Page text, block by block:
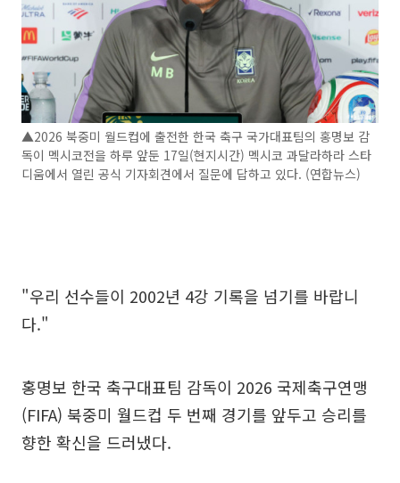
▲2026 북중미 월드컵에 출전한 한국 축구 국가대표팀의 홍명보 감
독이 멕시코전을 하루 앞둔 17일(현지시간) 멕시코 과달라하라 스타
디움에서 열린 공식 기자회견에서 질문에 답하고 있다. (연합뉴스)
"우리 선수들이 2002년 4강 기록을 넘기를 바랍니
다."
홍명보 한국 축구대표팀 감독이 2026 국제축구연맹
(FIFA) 북중미 월드컵 두 번째 경기를 앞두고 승리를
향한 확신을 드러냈다.